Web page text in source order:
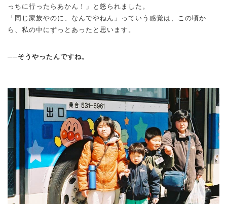
っちに行ったらあかん！」と怒られました。
「同じ家族やのに、なんでやねん」っていう感覚は、この頃か
ら、私の中にずっとあったと思います。
──そうやったんですね。